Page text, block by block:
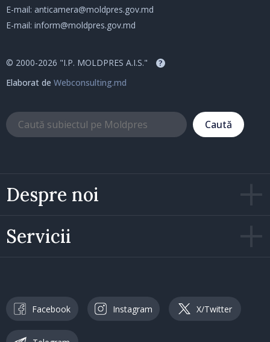
Despre noi
Servicii
E-mail: anticamera@moldpres.gov.md
E-mail: inform@moldpres.gov.md
© 2000-2026 "I.P. MOLDPRES A.I.S." ?
Elaborat de Webconsulting.md
Caută
Facebook Instagram X/Twitter